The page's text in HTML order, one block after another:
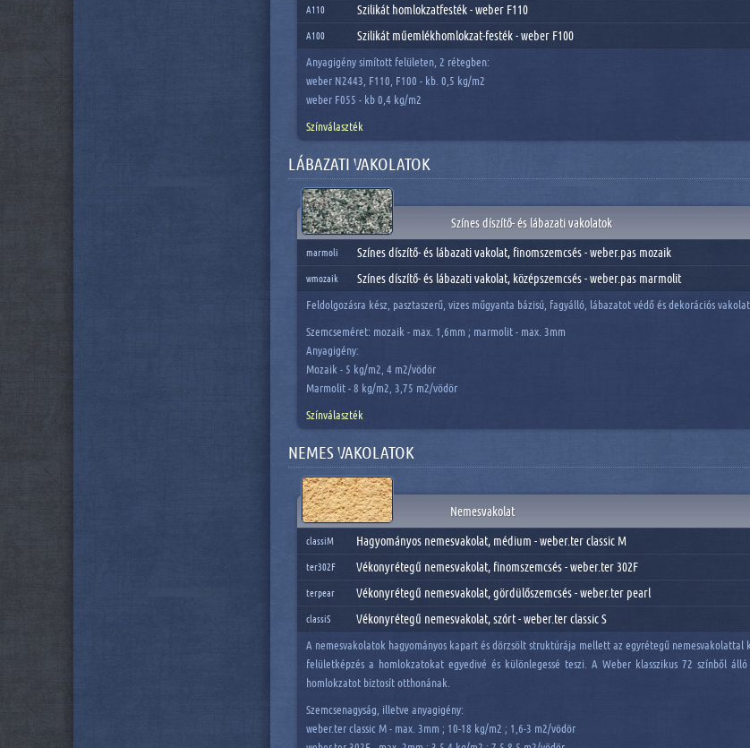
A110 Szilikát homlokzatfesték - weber F110
A100 Szilikát műemlékhomlokzat-festék - weber F100
Anyagigény simított felületen, 2 rétegben:
weber N2443, F110, F100 - kb. 0,5 kg/m2
weber F055 - kb 0,4 kg/m2
Színválaszték
LÁBAZATI VAKOLATOK
Színes díszítő- és lábazati vakolatok
marmoli Színes díszítő- és lábazati vakolat, finomszemcsés - weber.pas mozaik
wmozaik Színes díszítő- és lábazati vakolat, középszemcsés - weber.pas marmolit
Feldolgozásra kész, pasztaszerű, vizes műgyanta bázisú, fagyálló, lábazatot védő és dekorációs
Szemcseméret: mozaik - max. 1,6mm ; marmolit - max. 3mm
Anyagigény:
Mozaik - 5 kg/m2, 4 m2/vödör
Marmolit - 8 kg/m2, 3,75 m2/vödör
Színválaszték
NEMES VAKOLATOK
Nemesvakolat
classiM Hagyományos nemesvakolat, médium - weber.ter classic M
ter302F Vékonyrétegű nemesvakolat, finomszemcsés - weber.ter 302F
terpear Vékonyrétegű nemesvakolat, gördülőszemcsés - weber.ter pearl
classiS Vékonyrétegű nemesvakolat, szórt - weber.ter classic S
A nemesvakolatok hagyományos kapart és dörzsölt struktúrája mellett az egyrétegű
felületképzés a homlokzatokat egyedivé és különlegessé teszi. A Weber klasszikus 72 színből
homlokzatot biztosít otthonának.
Szemcsenagyság, illetve anyagigény:
weber.ter classic M - max. 3mm ; 10-18 kg/m2 ; 1,6-3 m2/vödör